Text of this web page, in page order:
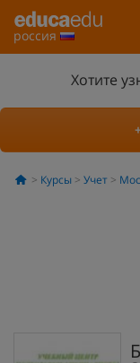
россия
Хотите
Курсы Учет